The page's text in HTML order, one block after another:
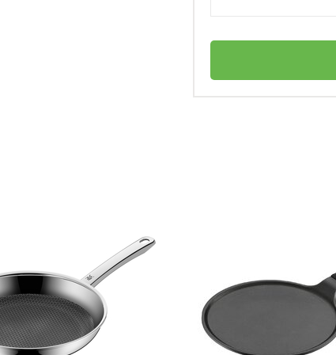
Сковорода 28 см CeraDur® Profi WMF
Нет в наличии
Сковорода стандартная
Нержавеющая сталь 18/10
плите?
покрытие CeraDur®?